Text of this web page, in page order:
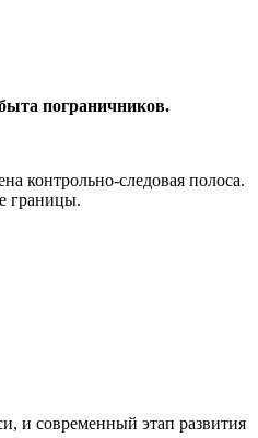
пограничников.
контрольно-следовая полоса.
границы.
и современный этап развития